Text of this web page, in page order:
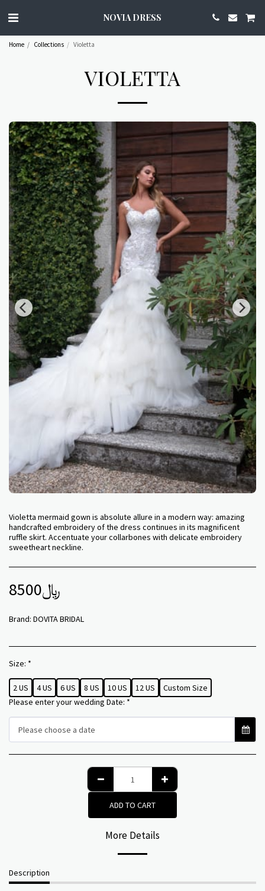
NOVIA DRESS
Home Collections Violetta
VIOLETTA
Violetta mermaid gown is absolute allure in a modern way: amazing
handcrafted embroidery of the dress continues in its magnificent
ruffle skirt. Accentuate your collarbones with delicate embroidery
sweetheart neckline.
﷼8500
Brand: DOVITA BRIDAL
Size: *
2 US 4 US 6 US 8 US 10 US 12 US
Custom Size
Please enter your wedding Date: *
Please choose a date
ADD TO CART
More Details
Description